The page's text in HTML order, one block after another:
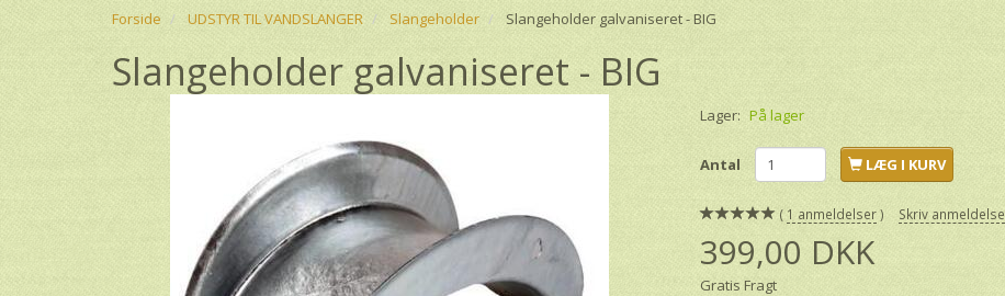
Forside UDSTYR TIL VANDSLANGER Slangeholder Slangeholder galvaniseret - BIG
Slangeholder galvaniseret - BIG
Lager: På lager
Antal LÆG I KURV
1 anmeldelser Skriv anmeldelse
399,00 DKK
Gratis Fragt